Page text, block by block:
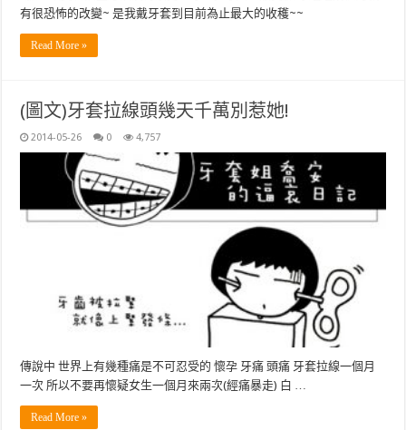
有很恐怖的改變~ 是我戴牙套到目前為止最大的收穫~~
Read More »
(圖文)牙套拉線頭幾天千萬別惹她!
2014-05-26 0 4,757
傳說中 世界上有幾種痛是不可忍受的 懷孕 牙痛 頭痛 牙套拉線一個月
一次 所以不要再懷疑女生一個月來兩次(經痛暴走) 白 …
Read More »